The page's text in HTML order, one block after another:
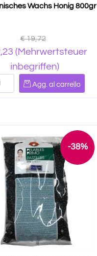
Wachs Honig 800gr
€ 19,72
(Mehrwertsteuer
inbegriffen)
Quantità
Agg. al carrello
-38%